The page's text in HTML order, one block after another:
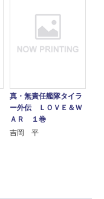
真・無責任艦隊タイラ
ー外伝 ＬＯＶＥ＆Ｗ
ＡＲ １巻
吉岡 平